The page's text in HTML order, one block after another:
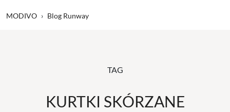
MODIVO › Blog Runway
TAG
KURTKI SKÓRZANE